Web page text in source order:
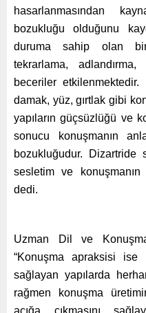
hasarlanmasından
bozukluğu olduğunu
duruma sahip olan
tekrarlama,
beceriler
damak, yüz, gırtlak gibi
yapıların güçsüzlüğü ve
sonucu konuşmanın
bozukluğudur. Dizartride
sesletim ve
dedi.
Uzman Dil ve
“Konuşma apraksisi ise
sağlayan yapılarda
rağmen konuşma
açığa çıkmasını